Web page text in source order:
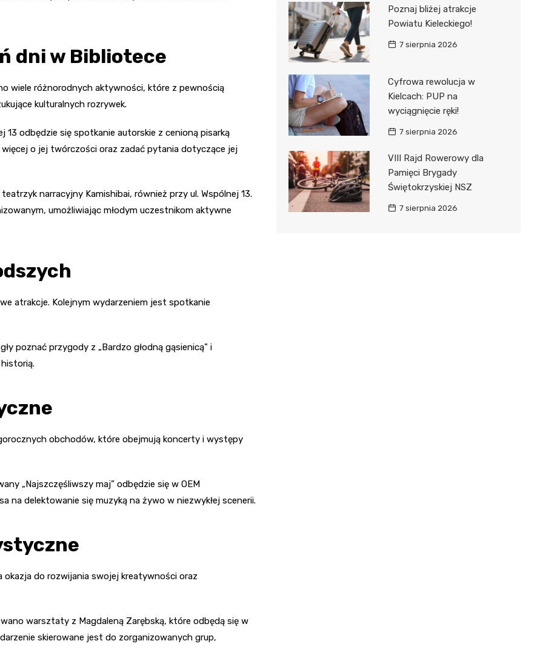
dni w Bibliotece
wiele różnorodnych aktywności, które z pewnością
kulturalnych rozrywek.
13 odbędzie się spotkanie autorskie z cenioną pisarką
o jej twórczości oraz zadać pytania dotyczące jej
narracyjny Kamishibai, również przy ul. Wspólnej 13.
umożliwiając młodym uczestnikom aktywne
atrakcje. Kolejnym wydarzeniem jest spotkanie
poznać przygody z „Bardzo głodną gąsienicą” i
obchodów, które obejmują koncerty i występy
„Najszczęśliwszy maj” odbędzie się w OEM
na delektowanie się muzyką na żywo w niezwykłej scenerii.
do rozwijania swojej kreatywności oraz
warsztaty z Magdaleną Zarębską, które odbędą się w
skierowane jest do zorganizowanych grup,
Poznaj bliżej atrakcje
Powiatu Kieleckiego!
7 sierpnia 2026
Cyfrowa rewolucja w
Kielcach: PUP na
wyciągnięcie ręki!
7 sierpnia 2026
VIII Rajd Rowerowy dla
Pamięci Brygady
Świętokrzyskiej NSZ
7 sierpnia 2026